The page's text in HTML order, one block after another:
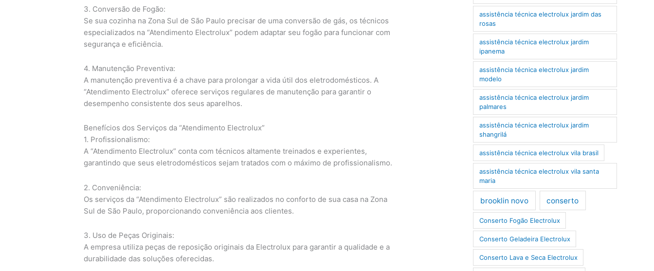
3. Conversão de Fogão:
Se sua cozinha na Zona Sul de São Paulo precisar de uma conversão de gás, os técnicos
especializados na “Atendimento Electrolux” podem adaptar seu fogão para funcionar com
segurança e eficiência.
4. Manutenção Preventiva:
A manutenção preventiva é a chave para prolongar a vida útil dos eletrodomésticos. A
“Atendimento Electrolux” oferece serviços regulares de manutenção para garantir o
desempenho consistente dos seus aparelhos.
Benefícios dos Serviços da “Atendimento Electrolux”
1. Profissionalismo:
A “Atendimento Electrolux” conta com técnicos altamente treinados e experientes,
garantindo que seus eletrodomésticos sejam tratados com o máximo de profissionalismo.
2. Conveniência:
Os serviços da “Atendimento Electrolux” são realizados no conforto de sua casa na Zona
Sul de São Paulo, proporcionando conveniência aos clientes.
3. Uso de Peças Originais:
A empresa utiliza peças de reposição originais da Electrolux para garantir a qualidade e a
durabilidade das soluções oferecidas.
assistência técnica electrolux jardim das
rosas
assistência técnica electrolux jardim
ipanema
assistência técnica electrolux jardim
modelo
assistência técnica electrolux jardim
palmares
assistência técnica electrolux jardim
shangrilá
assistência técnica electrolux vila brasil
assistência técnica electrolux vila santa
maria
brooklin novo conserto
Conserto Fogão Electrolux
Conserto Geladeira Electrolux
Conserto Lava e Seca Electrolux